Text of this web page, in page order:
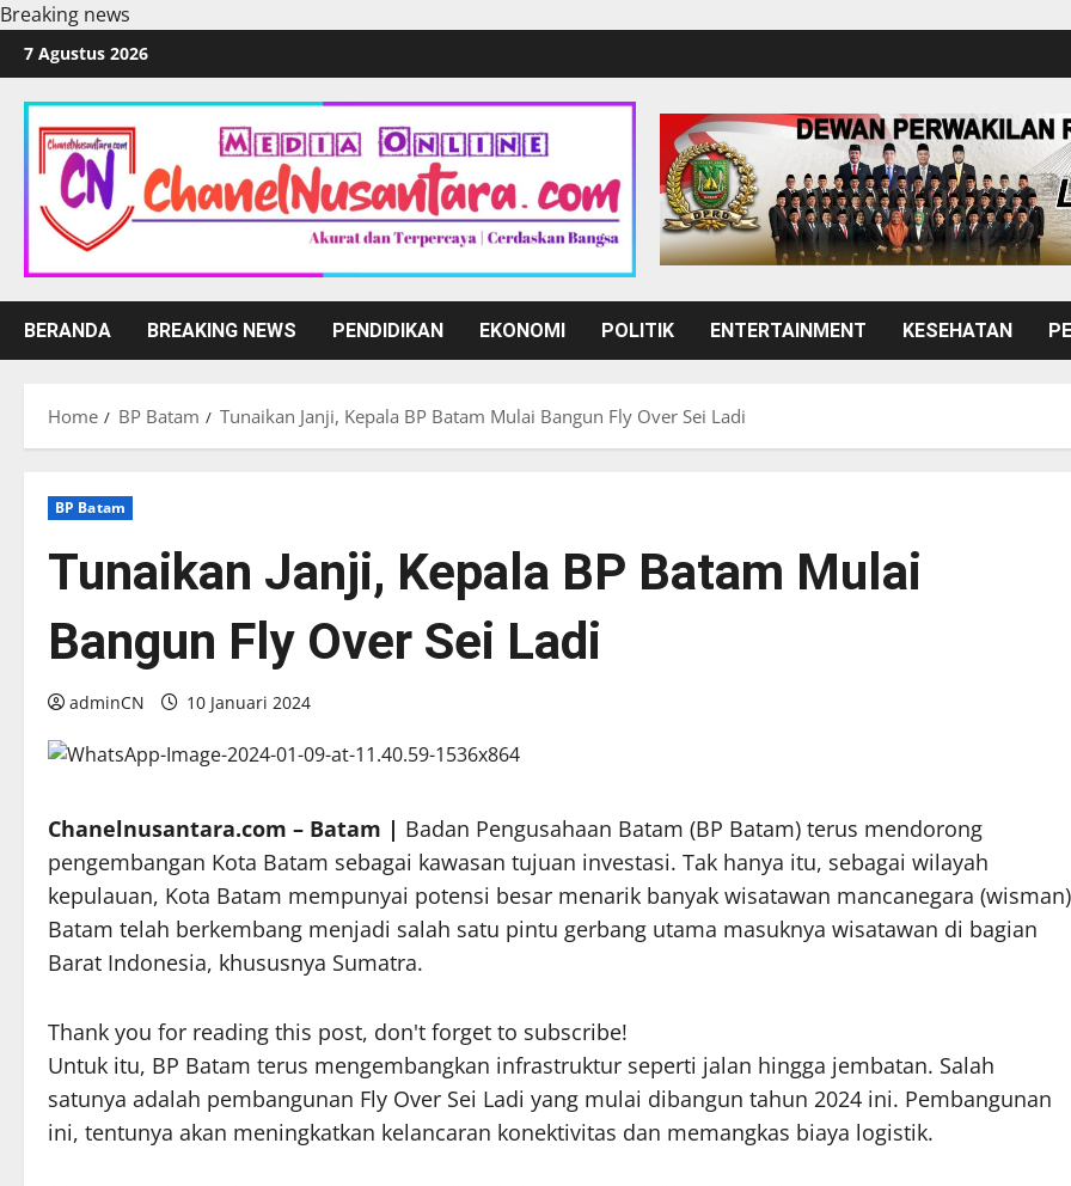
Breaking news
Skip
to
content
7 Agustus 2026
BERANDA BREAKING NEWS PENDIDIKAN EKONOMI POLITIK ENTERTAINMENT KESEHATAN
Home BP Batam Tunaikan Janji, Kepala BP Batam Mulai Bangun Fly Over Sei Ladi
BP Batam
Tunaikan Janji, Kepala BP Batam Mulai
Bangun Fly Over Sei Ladi
adminCN 10 Januari 2024
Chanelnusantara.com – Batam | Badan Pengusahaan Batam (BP Batam) terus mendorong
pengembangan Kota Batam sebagai kawasan tujuan investasi. Tak hanya itu, sebagai wilayah
kepulauan, Kota Batam mempunyai potensi besar menarik banyak wisatawan mancanegara
Batam telah berkembang menjadi salah satu pintu gerbang utama masuknya wisatawan di bagian
Barat Indonesia, khususnya Sumatra.
Thank you for reading this post, don't forget to subscribe!
Untuk itu, BP Batam terus mengembangkan infrastruktur seperti jalan hingga jembatan. Salah
satunya adalah pembangunan Fly Over Sei Ladi yang mulai dibangun tahun 2024 ini. Pembangunan
ini, tentunya akan meningkatkan kelancaran konektivitas dan memangkas biaya logistik.